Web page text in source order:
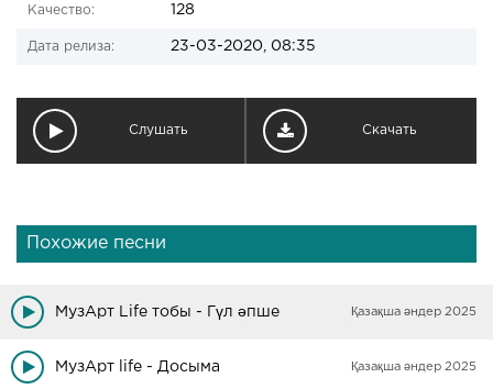
Качество: 128
Дата релиза: 23-03-2020, 08:35
Слушать Скачать
Похожие песни
МузАрт Life тобы - Гүл әпше Қазақша әндер 2025
МузАрт life - Досыма Қазақша әндер 2025